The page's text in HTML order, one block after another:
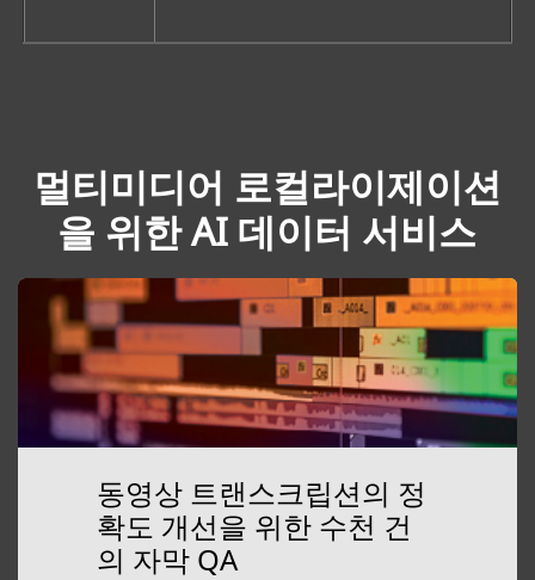
멀티미디어 로컬라이제이션
을 위한 AI 데이터 서비스
동영상 트랜스크립션의 정
확도 개선을 위한 수천 건
의 자막 QA